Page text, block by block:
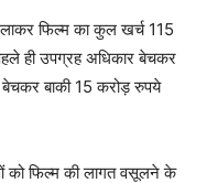
फिल्म का कुल खर्च 115
ही उपग्रह अधिकार बेचकर
बाकी 15 करोड़ रुपये
को फिल्म की लागत वसूलने के